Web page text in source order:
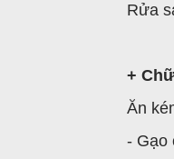
Rửa
+
Ăn
- Gạo